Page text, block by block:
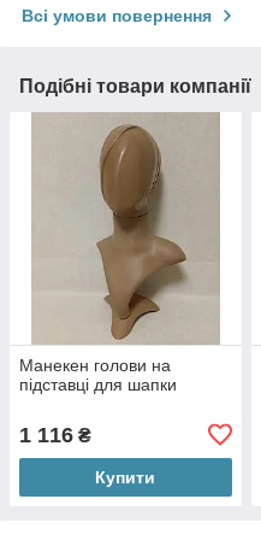
Всі умови повернення
Подібні товари компанії
Манекен голови на
підставці для шапки
1 116 ₴
Купити